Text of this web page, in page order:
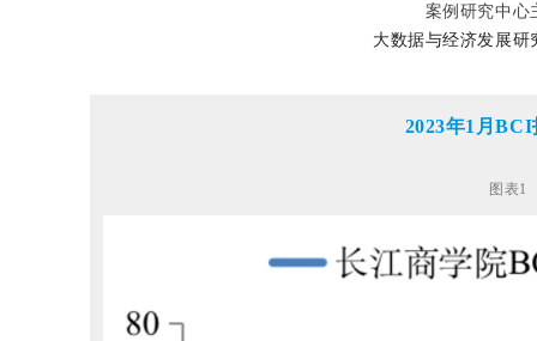
案例研究中心
大数据与经济发展研
2023年1月
图表1